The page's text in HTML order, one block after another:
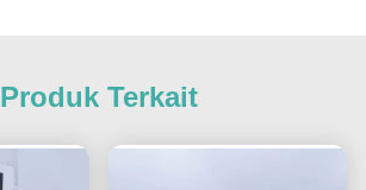
Produk Terkait